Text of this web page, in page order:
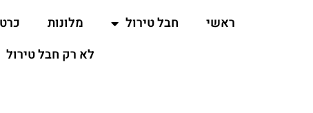
ראשי חבל טירול מלונות
לא רק חבל טירול